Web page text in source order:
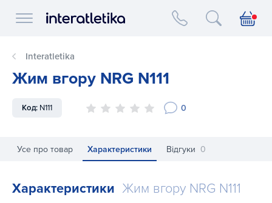
Interatletika logo
Interatletika
Жим вгору NRG N111
Код: N111 0
Усе про товар Характеристики Відгуки 0
Характеристики Жим вгору NRG N111